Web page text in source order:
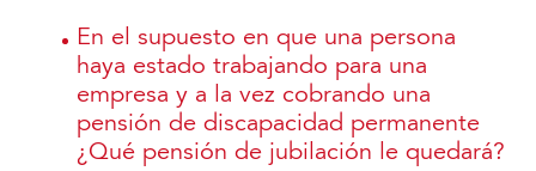
En el supuesto en que una persona
haya estado trabajando para una
empresa y a la vez cobrando una
pensión de discapacidad permanente
¿Qué pensión de jubilación le quedará?